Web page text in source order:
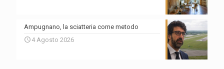
Ampugnano, la sciatteria come metodo
4 Agosto 2026